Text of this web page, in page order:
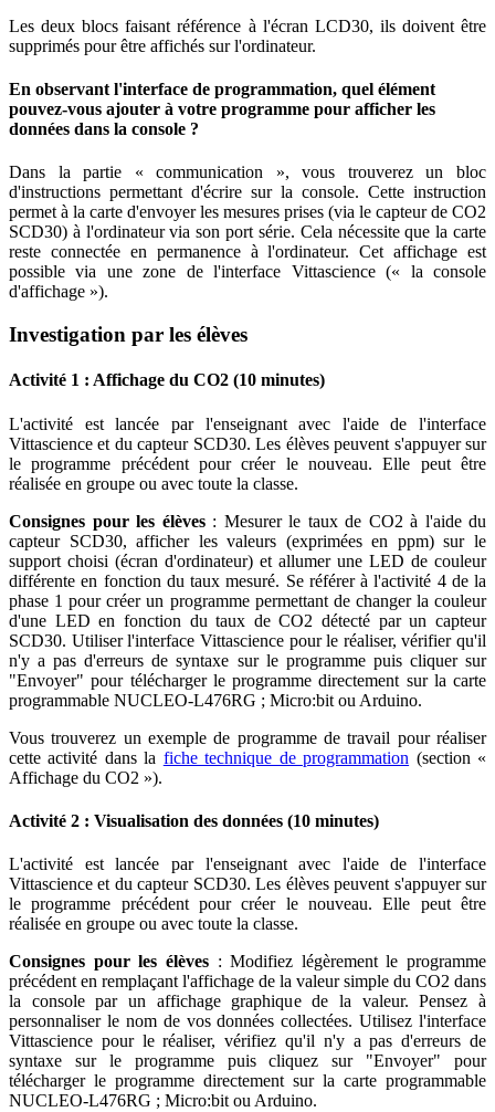
Les deux blocs faisant référence à l'écran LCD30, ils doivent être
supprimés pour être affichés sur l'ordinateur.
En observant l'interface de programmation, quel élément
pouvez-vous ajouter à votre programme pour afficher les
données dans la console ?
Dans la partie « communication », vous trouverez un bloc
d'instructions permettant d'écrire sur la console. Cette instruction
permet à la carte d'envoyer les mesures prises (via le capteur de CO2
SCD30) à l'ordinateur via son port série. Cela nécessite que la carte
reste connectée en permanence à l'ordinateur. Cet affichage est
possible via une zone de l'interface Vittascience (« la console
d'affichage »).
Investigation par les élèves
Activité 1 : Affichage du CO2 (10 minutes)
L'activité est lancée par l'enseignant avec l'aide de l'interface
Vittascience et du capteur SCD30. Les élèves peuvent s'appuyer sur
le programme précédent pour créer le nouveau. Elle peut être
réalisée en groupe ou avec toute la classe.
Consignes pour les élèves: Mesurer le taux de CO2 à l'aide du
capteur SCD30, afficher les valeurs (exprimées en ppm) sur le
support choisi (écran d'ordinateur) et allumer une LED de couleur
différente en fonction du taux mesuré. Se référer à l'activité 4 de la
phase 1 pour créer un programme permettant de changer la couleur
d'une LED en fonction du taux de CO2 détecté par un capteur
SCD30. Utiliser l'interface Vittascience pour le réaliser, vérifier qu'il
n'y a pas d'erreurs de syntaxe sur le programme puis cliquer sur
"Envoyer" pour télécharger le programme directement sur la carte
programmable NUCLEO-L476RG ; Micro:bit ou Arduino.
Vous trouverez un exemple de programme de travail pour réaliser
cette activité dans la fiche technique de programmation (section «
Affichage du CO2 »).
Activité 2 : Visualisation des données (10 minutes)
L'activité est lancée par l'enseignant avec l'aide de l'interface
Vittascience et du capteur SCD30. Les élèves peuvent s'appuyer sur
le programme précédent pour créer le nouveau. Elle peut être
réalisée en groupe ou avec toute la classe.
Consignes pour les élèves: Modifiez légèrement le programme
précédent en remplaçant l'affichage de la valeur simple du CO2 dans
la console par un affichage graphique de la valeur. Pensez à
personnaliser le nom de vos données collectées. Utilisez l'interface
Vittascience pour le réaliser, vérifiez qu'il n'y a pas d'erreurs de
syntaxe sur le programme puis cliquez sur "Envoyer" pour
télécharger le programme directement sur la carte programmable
NUCLEO-L476RG ; Micro:bit ou Arduino.